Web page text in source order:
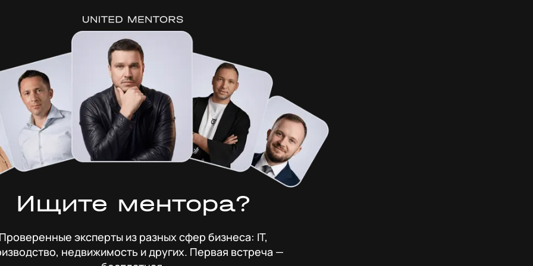
Ищите ментора?
эксперты из разных сфер бизнеса: IT,
недвижимость и других. Первая встреча —